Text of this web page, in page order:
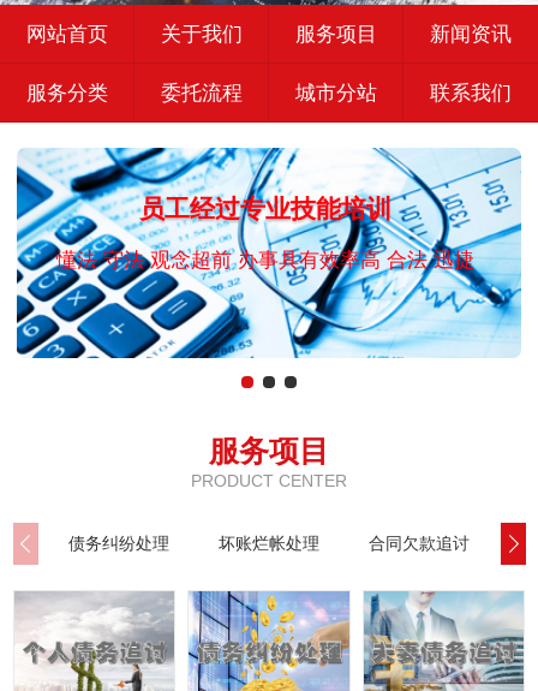
网站首页 关于我们 服务项目 新闻资讯
服务分类 委托流程 城市分站 联系我们
员工经过专业技能培训
懂法 守法 观念超前 办事具有效率高 合法 迅捷
服务项目
PRODUCT CENTER
债务纠纷处理 坏账烂帐处理 合同欠款追讨